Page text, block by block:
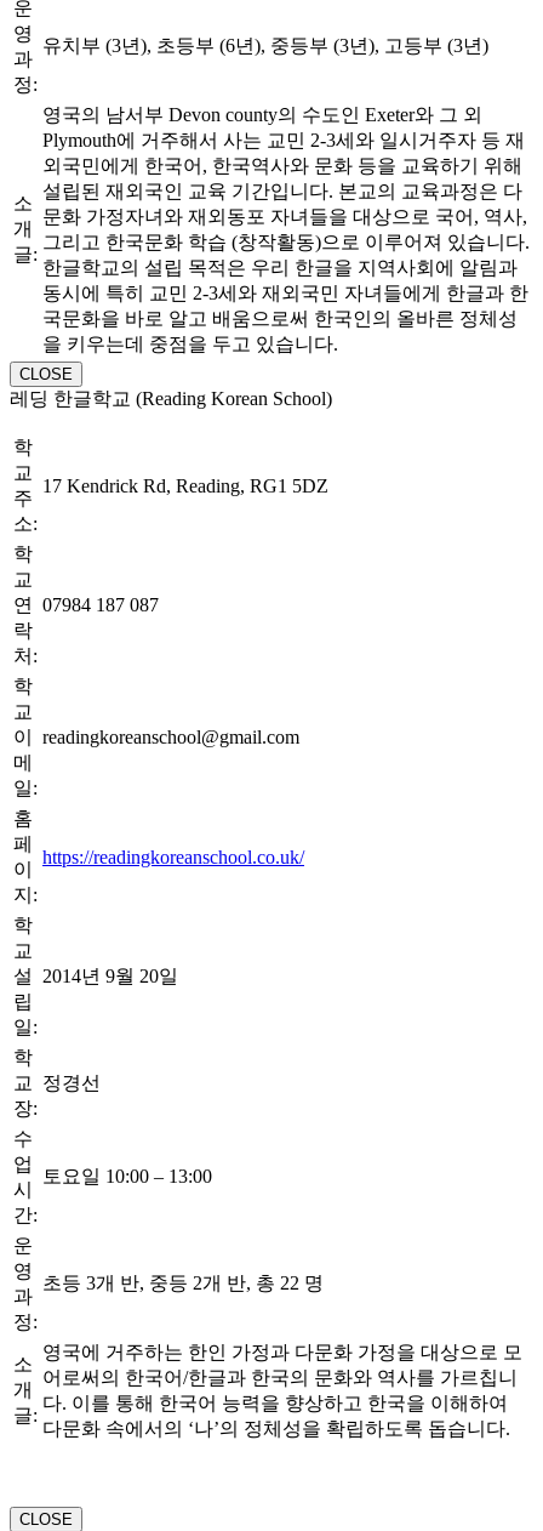
운
영
과
정:
유치부 (3년), 초등부 (6년), 중등부 (3년), 고등부 (3년)
소
개
글:
영국의 남서부 Devon county의 수도인 Exeter와 그 외
Plymouth에 거주해서 사는 교민 2-3세와 일시거주자 등 재
외국민에게 한국어, 한국역사와 문화 등을 교육하기 위해
설립된 재외국인 교육 기간입니다. 본교의 교육과정은 다
문화 가정자녀와 재외동포 자녀들을 대상으로 국어, 역사,
그리고 한국문화 학습 (창작활동)으로 이루어져 있습니다.
한글학교의 설립 목적은 우리 한글을 지역사회에 알림과
동시에 특히 교민 2-3세와 재외국민 자녀들에게 한글과 한
국문화을 바로 알고 배움으로써 한국인의 올바른 정체성
을 키우는데 중점을 두고 있습니다.
CLOSE
레딩 한글학교 (Reading Korean School)
학
교
주
소:
17 Kendrick Rd, Reading, RG1 5DZ
학
교
연
락
처:
07984 187 087
학
교
이
메
일:
readingkoreanschool@gmail.com
홈
페
이
지:
https://readingkoreanschool.co.uk/
학
교
설
립
일:
2014년 9월 20일
학
교
장:
정경선
수
업
시
간:
토요일 10:00 – 13:00
운
영
과
정:
초등 3개 반, 중등 2개 반, 총 22 명
소
개
글:
영국에 거주하는 한인 가정과 다문화 가정을 대상으로 모
어로써의 한국어/한글과 한국의 문화와 역사를 가르칩니
다. 이를 통해 한국어 능력을 향상하고 한국을 이해하여
다문화 속에서의 ‘나’의 정체성을 확립하도록 돕습니다.
CLOSE